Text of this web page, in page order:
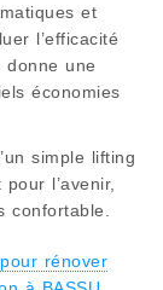
et
l’efficacité
donne une
économies
simple lifting
l’avenir,
rénover